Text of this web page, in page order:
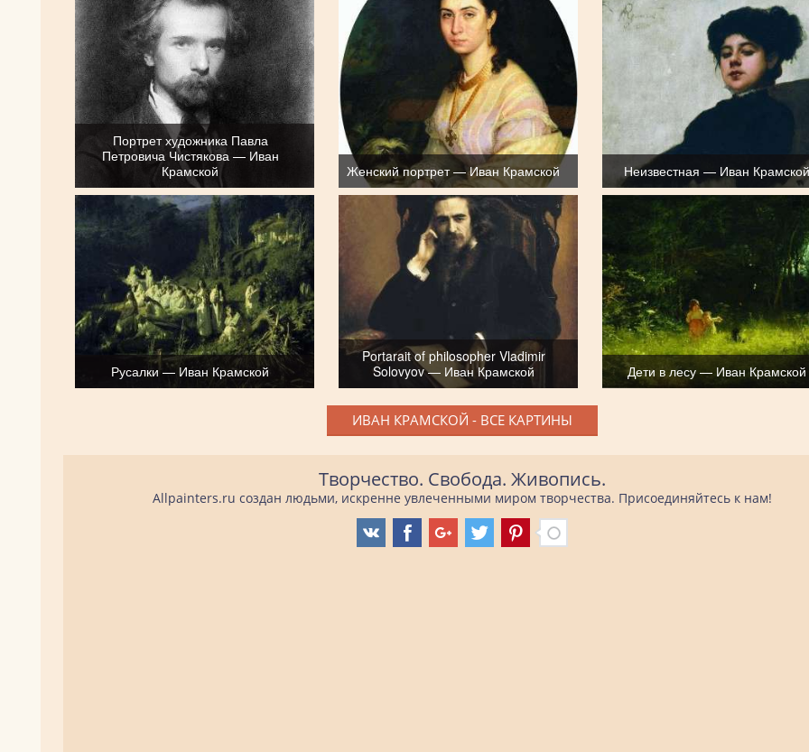
Портрет художника Павла
Петровича Чистякова — Иван
Крамской
Женский портрет — Иван Крамской Неизвестная — Иван Крамской
Русалки — Иван Крамской
Portarait of philosopher Vladimir
Solovyov — Иван Крамской
Дети в лесу — Иван Крамской
ИВАН КРАМСКОЙ - ВСЕ КАРТИНЫ
Творчество. Свобода. Живопись.
Allpainters.ru создан людьми, искренне увлеченными миром творчества. Присоединяйтесь к нам!